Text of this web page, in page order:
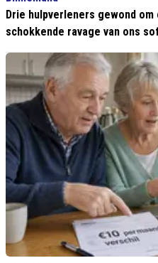
Drie hulpverleners gewond
schokkende ravage van ons